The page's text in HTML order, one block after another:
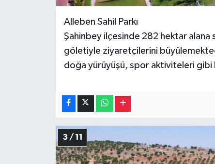
Alleben Sahil Parkı
Şahinbey ilçesinde 282 hektar alana
göletiyle ziyaretçilerini
doğa yürüyüşü, spor aktiviteleri
3 / 11